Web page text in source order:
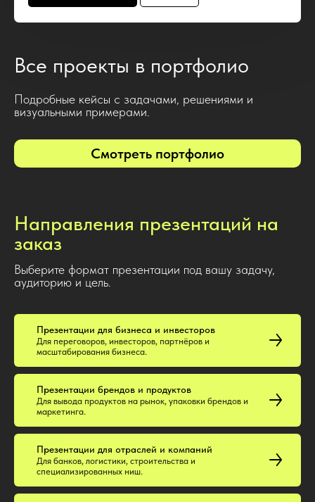
Все проекты в портфолио
Подробные кейсы с задачами, решениями и
визуальными примерами.
Смотреть портфолио
Направления презентаций на
заказ
Выберите формат презентации под вашу задачу,
аудиторию и цель.
Презентации для бизнеса и инвесторов
Для переговоров, инвесторов, партнёров и
масштабирования бизнеса.
Презентации брендов и продуктов
Для вывода продуктов на рынок, упаковки брендов и
маркетинга.
Презентации для отраслей и компаний
Для банков, логистики, строительства и
специализированных ниш.